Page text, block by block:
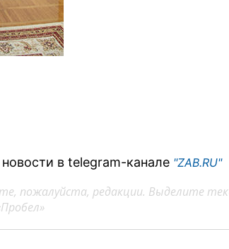
в telegram-канале "ZAB.RU"
пожалуйста, редакции. Выделите